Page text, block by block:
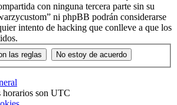
con ninguna tercera parte sin su
ni phpBB podrán considerarse
intento de hacking que conlleve a que los
horarios son UTC